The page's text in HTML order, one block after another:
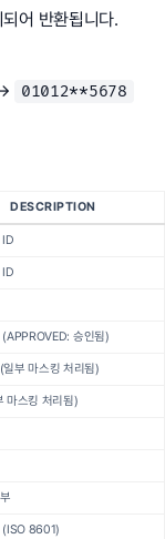
어 반환됩니다.
01012**5678
DESCRIPTION
ID
ID
승인됨)
일부 마스킹 처리됨)
마스킹 처리됨)
(ISO 8601)